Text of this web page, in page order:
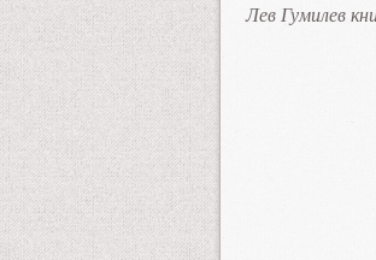
Лев Гумилев